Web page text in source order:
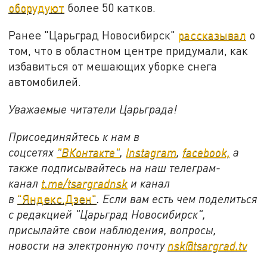
оборудуют более 50 катков.
Ранее "Царьград Новосибирск" рассказывал о
том, что в областном центре придумали, как
избавиться от мешающих уборке снега
автомобилей.
Уважаемые читатели Царьграда!
Присоединяйтесь к нам в
соцсетях "ВКонтакте" Instagram facebook, а
также подписывайтесь на наш телеграм-
канал t.me/tsargradnsk и канал
в "Яндекс.Дзен" . Если вам есть чем поделиться
с редакцией "Царьград Новосибирск",
присылайте свои наблюдения, вопросы,
новости на электронную почту nsk@tsargrad.tv